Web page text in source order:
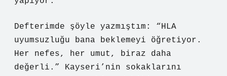
Defterimde şöyle yazmıştım: “HLA
uyumsuzluğu bana beklemeyi öğretiyor.
Her nefes, her umut, biraz daha
değerli.” Kayseri’nin sokaklarını